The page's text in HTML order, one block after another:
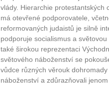
vlády. Hierarchie
má otevřené podporovatele,
reformovaných judaistů je silně
podporuje socialismus a
také širokou reprezentaci
světového náboženství se
vůdce různých věrouk
náboženství a zdůrazňovali